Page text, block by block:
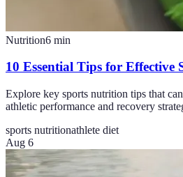
Nutrition6 min
10 Essential Tips for Effective
Explore key sports nutrition tips that
athletic performance and recovery
sports nutritionathlete diet
Aug 6